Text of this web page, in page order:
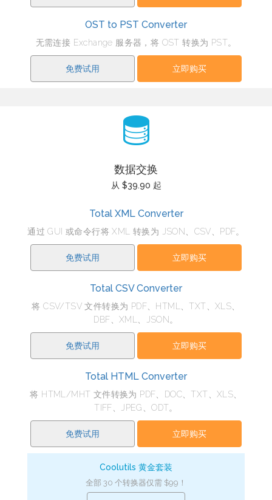
OST to PST Converter
无需连接 Exchange 服务器，将 OST 转换为 PST。
免费试用 立即购买
数据交换
从 $39.90 起
Total XML Converter
通过 GUI 或命令行将 XML 转换为 JSON、CSV、PDF。
免费试用 立即购买
Total CSV Converter
将 CSV/TSV 文件转换为 PDF、HTML、TXT、XLS、
DBF、XML、JSON。
免费试用 立即购买
Total HTML Converter
将 HTML/MHT 文件转换为 PDF、DOC、TXT、XLS、
TIFF、JPEG、ODT。
免费试用 立即购买
Coolutils 黄金套装
全部 30 个转换器仅需 $99！